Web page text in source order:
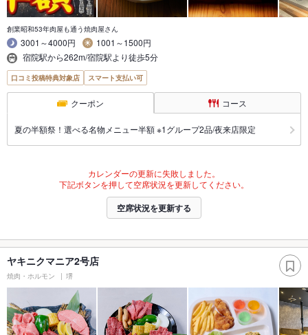
創業昭和53年肉屋も通う焼肉屋さん
3001～4000円
1001～1500円
宿院駅から262m/宿院駅より徒歩5分
口コミ投稿特典対象店 スマート支払い可
クーポン コース
夏の半額祭！選べる名物メニュー半額 ※1グループ2品/夜来店限定
カレンダーの更新に失敗しました。
下記ボタンを押して空席状況を更新してください。
空席状況を更新する
ヤキニクマニア2号店
焼肉・ホルモン 堺